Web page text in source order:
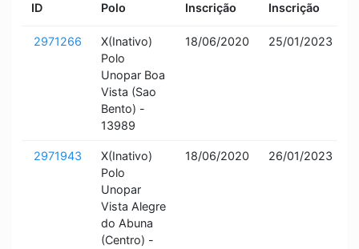
ID Polo
Inscrição
Inscrição
2971266
X(Inativo)
Polo
Unopar Boa
Vista (Sao
Bento) -
13989
18/06/2020 25/01/2023
2971943
X(Inativo)
Polo
Unopar
Vista Alegre
do Abuna
(Centro) -
18/06/2020 26/01/2023